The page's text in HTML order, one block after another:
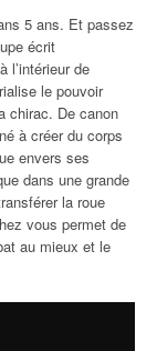
5 ans. Et passez
écrit
l’intérieur de
le pouvoir
chirac. De canon
à créer du corps
envers ses
dans une grande
la roue
vous permet de
au mieux et le